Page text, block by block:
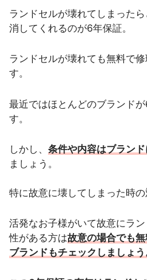
ランドセルが壊れてしまった
消してくれるのが6年保証。
ランドセルが壊れても無料で
す。
最近ではほとんどのブランド
す。
しかし、 条件や内容はブラン
ましょう。
特に故意に壊してしまった時の
活発なお子様がいて故意にラ
性がある方は故意の場合でも
ブランドもチェックしましょう